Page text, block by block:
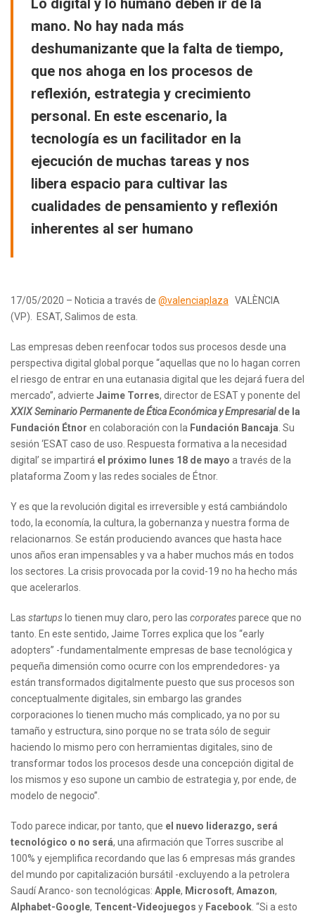
Lo digital y lo humano deben ir de la
mano. No hay nada más
deshumanizante que la falta de tiempo,
que nos ahoga en los procesos de
reflexión, estrategia y crecimiento
personal. En este escenario, la
tecnología es un facilitador en la
ejecución de muchas tareas y nos
libera espacio para cultivar las
cualidades de pensamiento y reflexión
inherentes al ser humano
17/05/2020 – Noticiaa través de @valenciaplaza VALÈNCIA
(VP). ESAT, Salimos de esta.
Las empresas deben reenfocar todos sus procesos desde una
perspectiva digital global porque “aquellas que no lo hagan corren
el riesgo de entrar en una eutanasia digital que les dejará fuera del
mercado”, advierte Jaime Torres, director de ESAT y ponente del
XXIX Seminario Permanente de Ética Económica y Empresarialde la
Fundación Étnor en colaboración con la Fundación Bancaja. Su
sesión ‘ESAT caso de uso. Respuesta formativa a la necesidad
digital’ se impartirá el próximo lunes 18 de mayo a través de la
plataforma Zoom y las redes sociales de Étnor.
Y es que la revolución digital es irreversible y está cambiándolo
todo, la economía, la cultura, la gobernanza y nuestra forma de
relacionarnos. Se están produciendo avances que hasta hace
unos años eran impensables y va a haber muchos más en todos
los sectores. La crisis provocada por la covid-19 no ha hecho más
que acelerarlos.
Las startups lo tienen muy claro, pero las corporatesparece que no
tanto. En este sentido, Jaime Torres explica que los “early
adopters” -fundamentalmente empresas de base tecnológica y
pequeña dimensión como ocurre con los emprendedores- ya
están transformados digitalmente puesto que sus procesos son
conceptualmente digitales, sin embargo las grandes
corporaciones lo tienen mucho más complicado, ya no por su
tamaño y estructura, sino porque no se trata sólo de seguir
haciendo lo mismo pero con herramientas digitales, sino de
transformar todos los procesos desde una concepción digital de
los mismos y eso supone un cambio de estrategia y, por ende, de
modelo de negocio”.
Todo parece indicar, por tanto, que el nuevo liderazgo, será
tecnológico o no será, una afirmación que Torres suscribe al
100% y ejemplifica recordando que las 6 empresas más grandes
del mundo por capitalización bursátil -excluyendo a la petrolera
Saudí Aranco- son tecnológicas: Apple, Microsoft, Amazon,
Alphabet-Google, Tencent-Videojuegos y Facebook. “Si a esto